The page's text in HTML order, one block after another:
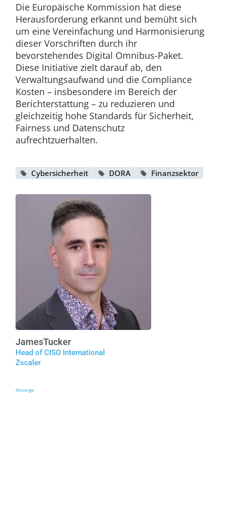
Die Europäische Kommission hat diese
Herausforderung erkannt und bemüht sich
um eine Vereinfachung und Harmonisierung
dieser Vorschriften durch ihr
bevorstehendes Digital Omnibus-Paket.
Diese Initiative zielt darauf ab, den
Verwaltungsaufwand und die Compliance
Kosten – insbesondere im Bereich der
Berichterstattung – zu reduzieren und
gleichzeitig hohe Standards für Sicherheit,
Fairness und Datenschutz
aufrechtzuerhalten.
Cybersicherheit DORA Finanzsektor
JamesTucker
Head of CISO International
Zscaler
Anzeige